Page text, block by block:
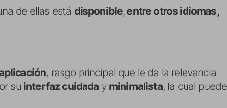
de ellas está disponible, entre otros idiomas,
, rasgo principal que le da la relevancia
su interfaz cuidada y minimalista, la cual puede